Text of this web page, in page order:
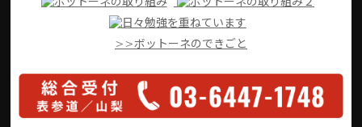
>>ボットーネのできごと